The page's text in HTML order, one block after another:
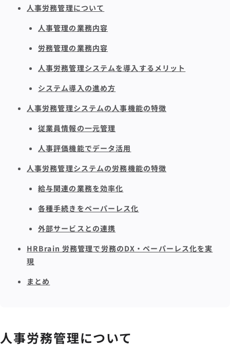
人事労務管理について
人事管理の業務内容
労務管理の業務内容
人事労務管理システムを導入するメリット
システム導入の進め方
人事労務管理システムの人事機能の特徴
従業員情報の一元管理
人事評価機能でデータ活用
人事労務管理システムの労務機能の特徴
給与関連の業務を効率化
各種手続きをペーパーレス化
外部サービスとの連携
HRBrain 労務管理で労務のDX・ペーパーレス化を実
現
まとめ
人事労務管理について